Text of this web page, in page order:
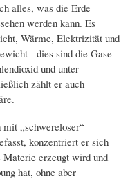
alles, was die Erde
werden kann. Es
Wärme, Elektrizität und
- dies sind die Gase
und unter
zählt er auch
„schwereloser“
konzentriert er sich
Materie erzeugt wird und
hat, ohne aber